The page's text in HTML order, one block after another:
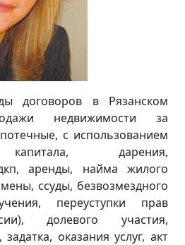
договоров в Рязанском
недвижимости за
с использованием
капитала, дарения,
аренды, найма жилого
ссуды, безвозмездного
переуступки прав
долевого участия,
оказания услуг, акт